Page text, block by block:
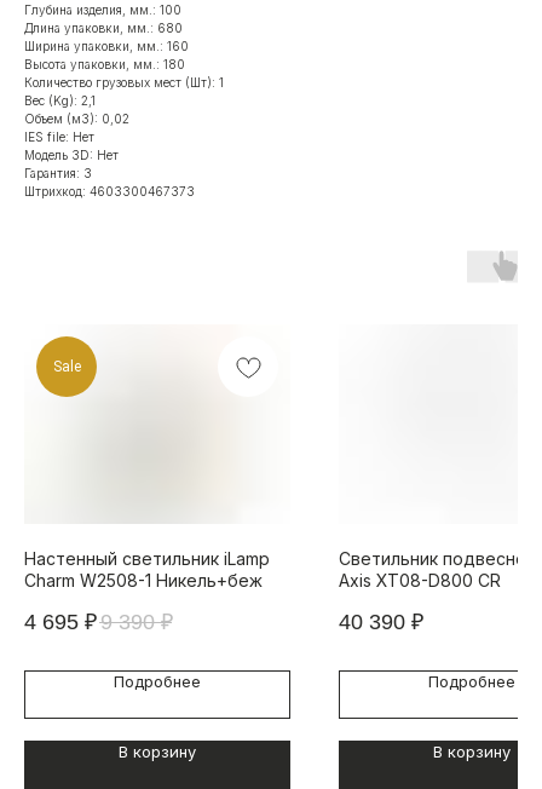
Глубина изделия, мм.: 100
Длина упаковки, мм.: 680
Ширина упаковки, мм.: 160
Высота упаковки, мм.: 180
Количество грузовых мест (Шт): 1
Вес (Kg): 2,1
Объем (м3): 0,02
IES file: Нет
Модель 3D: Нет
Гарантия: 3
Штрихкод: 4603300467373
Sale
Настенный светильник iLamp
Charm W2508-1 Никель+беж
4 695 ₽9 390 ₽
Подробнее
В корзину
Светильник подвесной
Axis XT08-D800 CR
40 390 ₽
Подробнее
В корзину